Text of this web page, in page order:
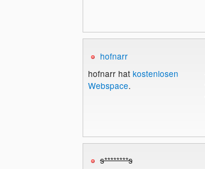
hofnarr
hofnarr hat kostenlosen
Webspace.
s********s